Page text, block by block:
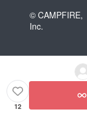
© CAMPFIRE,
Inc.
12